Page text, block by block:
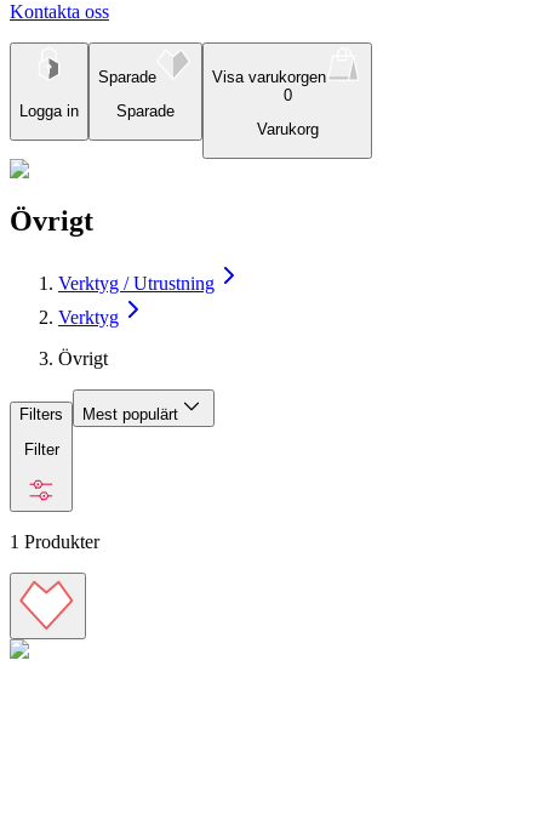
Kontakta oss
Logga in
Sparade
Sparade
Visa varukorgen
0
Varukorg
Övrigt
Verktyg / Utrustning
Verktyg
Övrigt
Filters
Filter
Mest populärt
1 Produkter